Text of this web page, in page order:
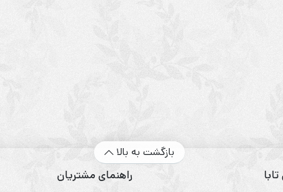
بازگشت به بالا
راهنمای مشتریان